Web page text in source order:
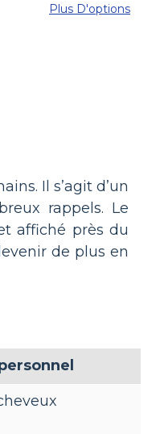
Plus D'options
Il s’agit d’un
rappels. Le
affiché près du
de plus en